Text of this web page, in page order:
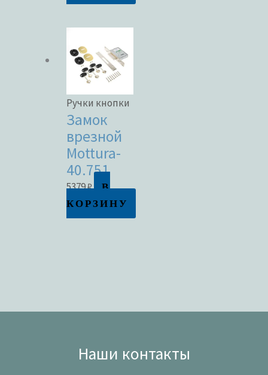
Ручки кнопки
Замок
врезной
Mottura-
40.751
5379₽
В
КОРЗИНУ
Наши контакты